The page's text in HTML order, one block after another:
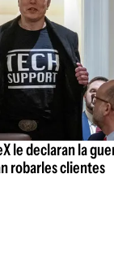
le declaran la
robarles clientes